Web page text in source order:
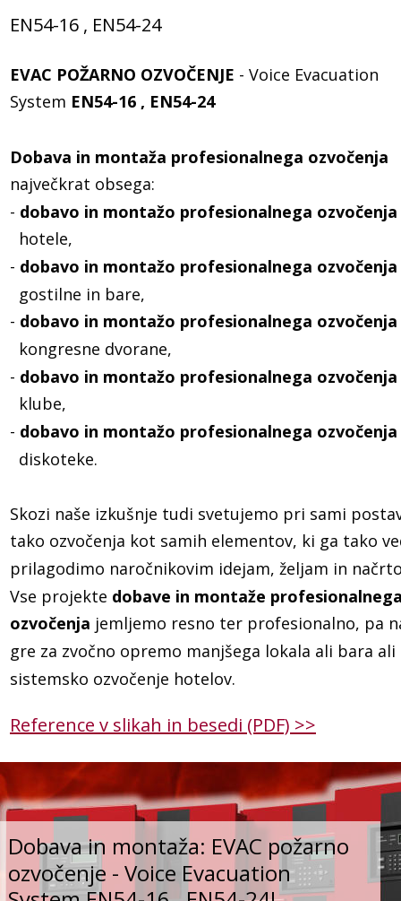
EN54-16 , EN54-24
EVAC POŽARNO OZVOČENJE - Voice Evacuation
System EN54-16 , EN54-24
Dobava in montaža profesionalnega ozvočenja
največkrat obsega:
- dobavo in montažo profesionalnega ozvočenja
hotele,
- dobavo in montažo profesionalnega ozvočenja
gostilne in bare,
- dobavo in montažo profesionalnega ozvočenja
kongresne dvorane,
- dobavo in montažo profesionalnega ozvočenja
klube,
- dobavo in montažo profesionalnega ozvočenja
diskoteke.
Skozi naše izkušnje tudi svetujemo pri sami
tako ozvočenja kot samih elementov, ki ga tako
prilagodimo naročnikovim idejam, željam in
Vse projekte dobave in montaže
ozvočenja jemljemo resno ter profesionalno, pa
gre za zvočno opremo manjšega lokala ali bara
sistemsko ozvočenje hotelov.
Reference v slikah in besedi (PDF) >>
Dobava in montaža: EVAC požarno
ozvočenje - Voice Evacuation